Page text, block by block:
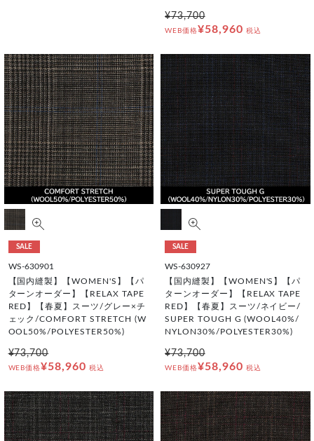
¥73,700
WEB価格¥58,960 税込
SALE
WS-630901
【国内縫製】【WOMEN'S】【パ
ターンオーダー】【RELAX TAPE
RED】【春夏】スーツ/グレー×チ
ェック/COMFORT STRETCH (W
OOL50%/POLYESTER50%)
¥73,700
WEB価格¥58,960 税込
SALE
WS-630927
【国内縫製】【WOMEN'S】【パ
ターンオーダー】【RELAX TAPE
RED】【春夏】スーツ/ネイビー/
SUPER TOUGH G (WOOL40%/
NYLON30%/POLYESTER30%)
¥73,700
WEB価格¥58,960 税込